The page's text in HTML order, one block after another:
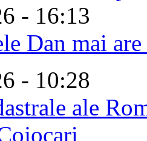
- 16:13
Dan mai
- 10:28
ale